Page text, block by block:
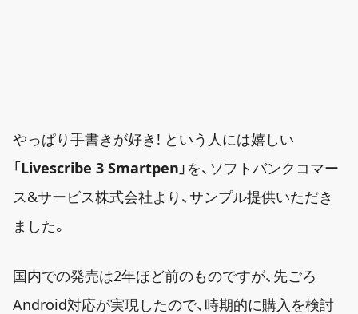
やっぱり手書きが好き! という人には嬉しい
「Livescribe 3 Smartpen 」を、ソフトバンクコマー
ス&サービス株式会社より、サンプル提供いただき
ました。
国内での発売は2年ほど前のものですが、先ごろ
Android対応が実現したので、時期的に購入を検討